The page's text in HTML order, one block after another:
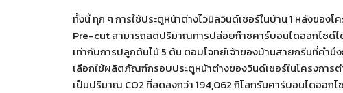
ทั้งนี้ ทุก ๆ การใช้ประตูหน้าต่างไวนิลวินด์เซอร์ในบ้าน 1 หลังขอ
Pre-cut สามารถลดปริมาณการปล่อยก๊าซคาร์บอนไดออกไซด์ไ
เท่ากับการปลูกต้นไม้ 5 ต้น ตอบโจทย์เจ้าของบ้านสายกรีนที่คำนึ
เลือกใช้ผลิตภัณฑ์กรอบประตูหน้าต่างของวินด์เซอร์ในโครงการ
เป็นปริมาณ CO2 ที่ลดลงกว่า 194,062 กิโลกรัมคาร์บอนไดออกไ